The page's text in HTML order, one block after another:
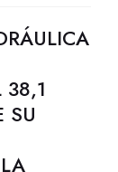
38,1
SU